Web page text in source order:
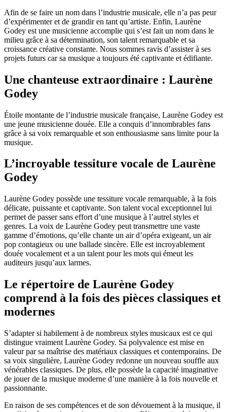
Afin de se faire un nom dans l’industrie musicale, elle n’a pas peur
d’expérimenter et de grandir en tant qu’artiste. Enfin, Laurène
Godey est une musicienne accomplie qui s’est fait un nom dans le
milieu grâce à sa détermination, son talent remarquable et sa
croissance créative constante. Nous sommes ravis d’assister à ses
projets futurs car sa musique a toujours été captivante et édifiante.
Une chanteuse extraordinaire : Laurène
Godey
Étoile montante de l’industrie musicale française, Laurène Godey est
une jeune musicienne douée. Elle a conquis d’innombrables fans
grâce à sa voix remarquable et son enthousiasme sans limite pour la
musique.
L’incroyable tessiture vocale de Laurène
Godey
Laurène Godey possède une tessiture vocale remarquable, à la fois
délicate, puissante et captivante. Son talent vocal exceptionnel lui
permet de passer sans effort d’une musique à l’autrel styles et
genres. La voix de Laurène Godey peut transmettre une vaste
gamme d’émotions, qu’elle chante un air d’opéra exigeant, un air
pop contagieux ou une ballade sincère. Elle est incroyablement
douée vocalement et a un talent pour les mots qui émeut les
auditeurs jusqu’aux larmes.
Le répertoire de Laurène Godey
comprend à la fois des pièces classiques et
modernes
S’adapter si habilement à de nombreux styles musicaux est ce qui
distingue vraiment Laurène Godey. Sa polyvalence est mise en
valeur par sa maîtrise des matériaux classiques et contemporains. De
sa voix singulière, Laurène Godey redonne un nouveau souffle aux
vénérables classiques. De plus, elle possède la capacité imaginative
de jouer de la musique moderne d’une manière à la fois nouvelle et
passionnante.
En raison de ses compétences et de son dévouement à la musique, il